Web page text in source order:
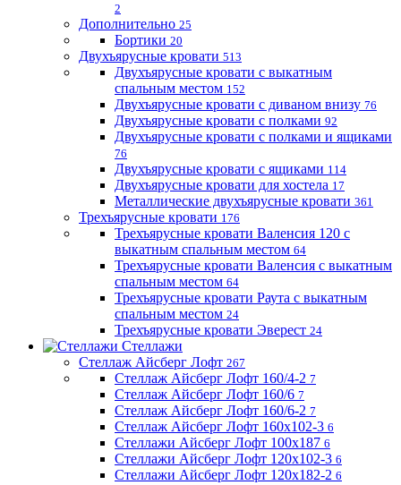
2
Дополнительно 25
Бортики 20
Двухъярусные кровати 513
Двухъярусные кровати с выкатным
спальным местом 152
Двухъярусные кровати с диваном внизу 76
Двухъярусные кровати с полками 92
Двухъярусные кровати с полками и ящиками
76
Двухъярусные кровати с ящиками 114
Двухъярусные кровати для хостела 17
Металлические двухъярусные кровати 361
Трехъярусные кровати 176
Трехъярусные кровати Валенсия 120 с
выкатным спальным местом 64
Трехъярусные кровати Валенсия с выкатным
спальным местом 64
Трехъярусные кровати Раута с выкатным
спальным местом 24
Трехъярусные кровати Эверест 24
Стеллажи
Стеллаж Айсберг Лофт 267
Стеллаж Айсберг Лофт 160/4-2 7
Стеллаж Айсберг Лофт 160/6 7
Стеллаж Айсберг Лофт 160/6-2 7
Стеллаж Айсберг Лофт 160х102-3 6
Стеллажи Айсберг Лофт 100х187 6
Стеллажи Айсберг Лофт 120х102-3 6
Стеллажи Айсберг Лофт 120х182-2 6